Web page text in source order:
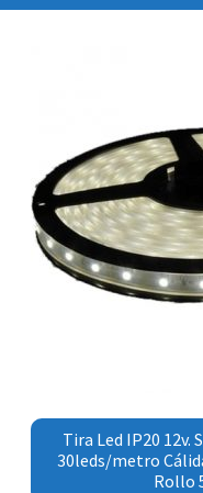
Tira Led IP20 12v.
30leds/metro
Rollo